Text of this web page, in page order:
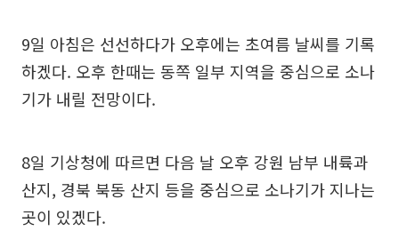
9일 아침은 선선하다가 오후에는 초여름 날씨를 기록
하겠다. 오후 한때는 동쪽 일부 지역을 중심으로 소나
기가 내릴 전망이다.
8일 기상청에 따르면 다음 날 오후 강원 남부 내륙과
산지, 경북 북동 산지 등을 중심으로 소나기가 지나는
곳이 있겠다.